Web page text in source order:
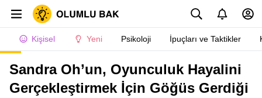
Kişisel Yeni Psikoloji İpuçları ve Taktikler
Sandra Oh’un, Oyunculuk Hayalini
Gerçekleştirmek İçin Göğüs Gerdiği